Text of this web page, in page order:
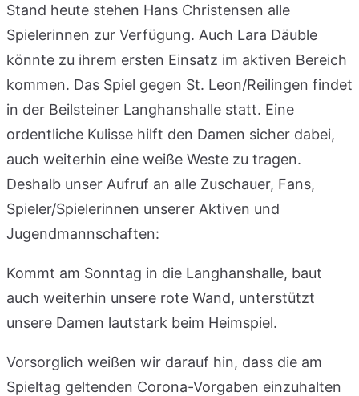
Stand heute stehen Hans Christensen alle
Spielerinnen zur Verfügung. Auch Lara Däuble
könnte zu ihrem ersten Einsatz im aktiven Bereich
kommen. Das Spiel gegen St. Leon/Reilingen findet
in der Beilsteiner Langhanshalle statt. Eine
ordentliche Kulisse hilft den Damen sicher dabei,
auch weiterhin eine weiße Weste zu tragen.
Deshalb unser Aufruf an alle Zuschauer, Fans,
Spieler/Spielerinnen unserer Aktiven und
Jugendmannschaften:
Kommt am Sonntag in die Langhanshalle, baut
auch weiterhin unsere rote Wand, unterstützt
unsere Damen lautstark beim Heimspiel.
Vorsorglich weißen wir darauf hin, dass die am
Spieltag geltenden Corona-Vorgaben einzuhalten